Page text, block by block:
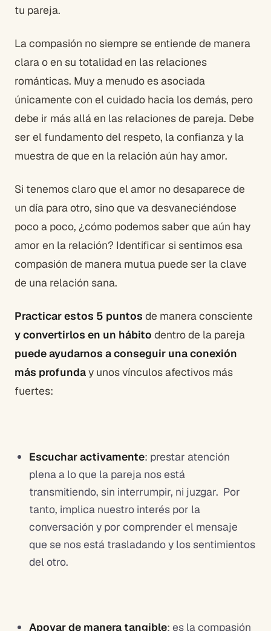
tu pareja.
La compasión no siempre se entiende de manera
clara o en su totalidad en las relaciones
románticas. Muy a menudo es asociada
únicamente con el cuidado hacia los demás, pero
debe ir más allá en las relaciones de pareja. Debe
ser el fundamento del respeto, la confianza y la
muestra de que en la relación aún hay amor.
Si tenemos claro que el amor no desaparece de
un día para otro, sino que va desvaneciéndose
poco a poco, ¿cómo podemos saber que aún hay
amor en la relación? Identificar si sentimos esa
compasión de manera mutua puede ser la clave
de una relación sana.
Practicar estos 5 puntos de manera consciente
y convertirlos en un hábito dentro de la pareja
puede ayudarnos a conseguir una conexión
más profunday unos vínculos afectivos más
fuertes:
Escuchar activamente: prestar atención
plena a lo que la pareja nos está
transmitiendo, sin interrumpir, ni juzgar. Por
tanto, implica nuestro interés por la
conversación y por comprender el mensaje
que se nos está trasladando y los sentimientos
del otro.
Apoyar de manera tangible: es la compasión